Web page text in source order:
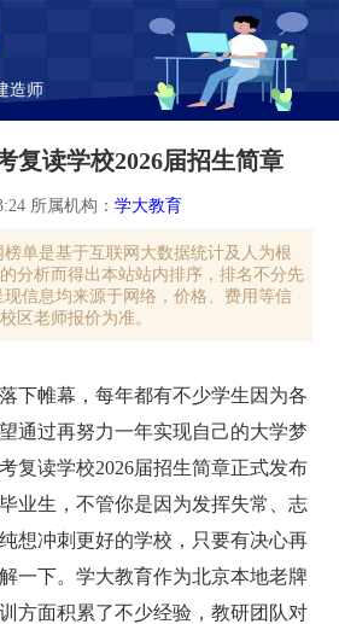
造师
复读学校2026届招生简章
所属机构：学大教育
榜单是基于互联网大数据统计及人为根
分析而得出本站站内排序，排名不分先
信息均来源于网络，价格、费用等信
区老师报价为准。
下帷幕，每年都有不少学生因为各
通过再努力一年实现自己的大学梦
复读学校2026届招生简章正式发布
业生，不管你是因为发挥失常、志
想冲刺更好的学校，只要有决心再
一下。学大教育作为北京本地老牌
方面积累了不少经验，教研团队对